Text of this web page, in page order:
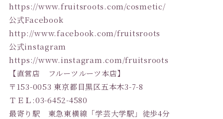
https://www.fruitsroots.com/cosmetic/
公式Facebook
http://www.facebook.com/fruitsroots
公式instagram
https://www.instagram.com/fruitsroots
【直営店 フルーツルーツ本店】
〒153-0053 東京都目黒区五本木3-7-8
ＴＥＬ:03-6452-4580
最寄り駅 東急東横線「学芸大学駅」徒歩4分